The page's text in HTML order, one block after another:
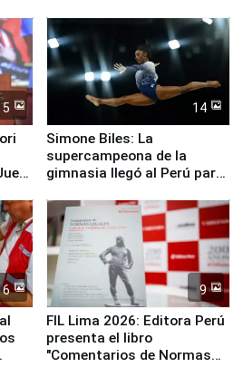
5 14
Simone Biles: La
supercampeona de la
gimnasia llegó al Perú para
Panamericanos Lima 2027
6 9
FIL Lima 2026: Editora Perú
presenta el libro
"Comentarios de Normas